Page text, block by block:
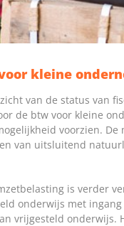
kleine
van de status van
de btw voor kleine
voorzien.
van uitsluitend
is verder
onderwijs met
vrijgesteld onderwijs.